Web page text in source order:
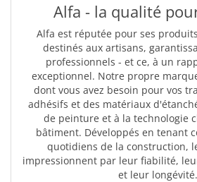
Alfa - la qualité
Alfa est réputée pour ses
destinés aux artisans,
professionnels - et ce, à un
exceptionnel. Notre propre
dont vous avez besoin pour vos
adhésifs et des matériaux
de peinture et à la technologie
bâtiment. Développés en tenant
quotidiens de la construction,
impressionnent par leur fiabilité,
et leur longévité.